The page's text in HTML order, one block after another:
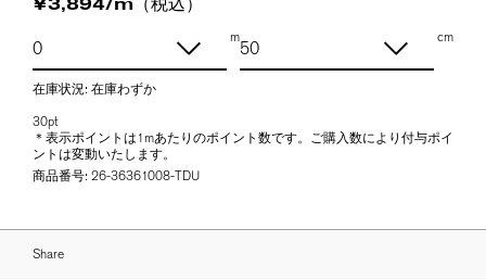
¥3,894/m
m cm
在庫状況: 在庫わずか
30pt
＊表示ポイントは1mあたりのポイント数です。ご購入数により付与ポイ
ントは変動いたします。
商品番号: 26-36361008-TDU
Share